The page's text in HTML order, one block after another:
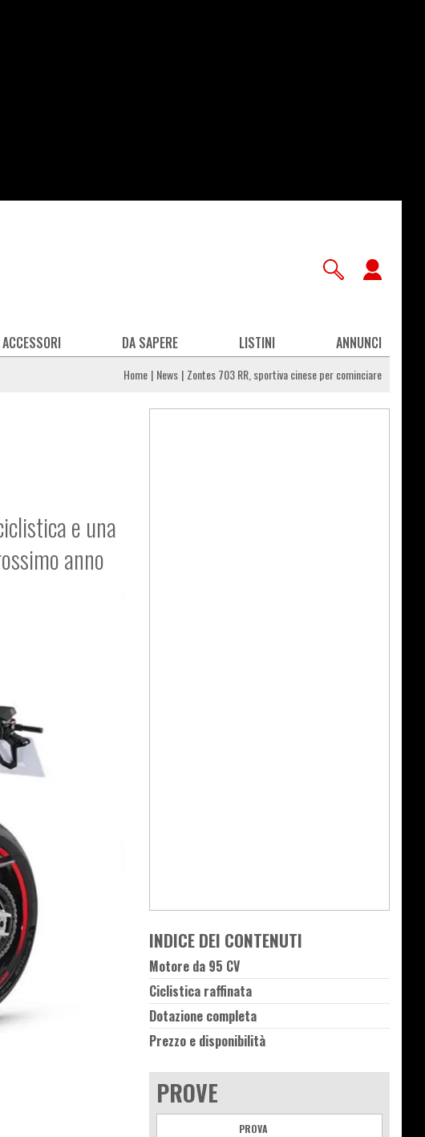
ACCESSORI DA SAPERE LISTINI ANNUNCI
Home News Zontes 703 RR, sportiva cinese per cominciare
e una
anno
INDICE DEI CONTENUTI
Motore da 95 CV
Ciclistica raffinata
Dotazione completa
Prezzo e disponibilità
PROVE
PROVA